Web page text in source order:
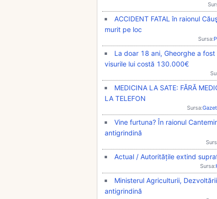
ACCIDENT FATAL în raionul
murit pe loc
Sursa:
La doar 18 ani, Gheorghe a
visurile lui costă 130.000€
MEDICINA LA SATE: FĂRĂ
LA TELEFON
Sursa:
Vine furtuna? În raionul
antigrindină
Actual / Autoritățile extind
Sursa:
Ministerul Agriculturii,
antigrindină